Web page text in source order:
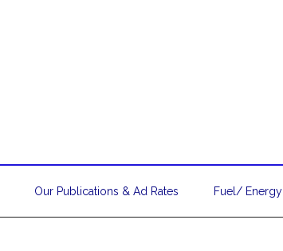
Our Publications & Ad Rates Fuel/ Energy